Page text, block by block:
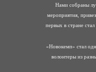
Нами собраны
мероприятия,
первых в стране
«Новокемп» стал
волонтеры из